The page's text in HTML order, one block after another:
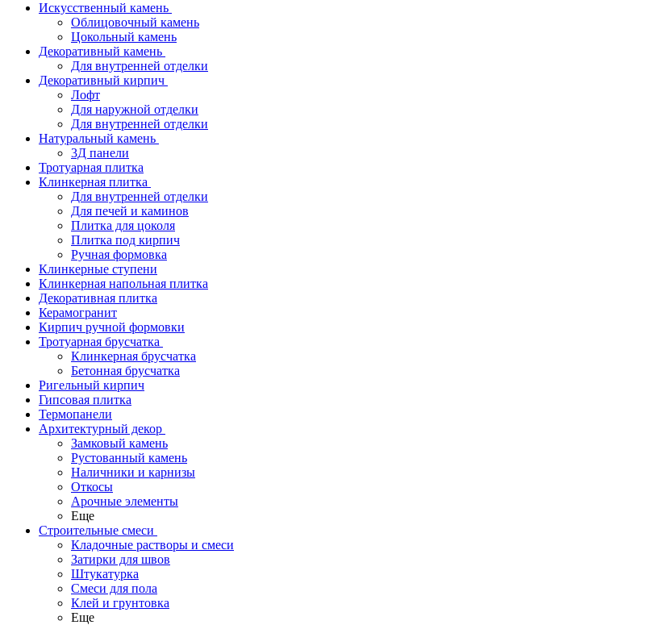
Искусственный камень
Облицовочный камень
Цокольный камень
Декоративный камень
Для внутренней отделки
Декоративный кирпич
Лофт
Для наружной отделки
Для внутренней отделки
Натуральный камень
3Д панели
Тротуарная плитка
Клинкерная плитка
Для внутренней отделки
Для печей и каминов
Плитка для цоколя
Плитка под кирпич
Ручная формовка
Клинкерные ступени
Клинкерная напольная плитка
Декоративная плитка
Керамогранит
Кирпич ручной формовки
Тротуарная брусчатка
Клинкерная брусчатка
Бетонная брусчатка
Ригельный кирпич
Гипсовая плитка
Термопанели
Архитектурный декор
Замковый камень
Рустованный камень
Наличники и карнизы
Откосы
Арочные элементы
Еще
Строительные смеси
Кладочные растворы и смеси
Затирки для швов
Штукатурка
Смеси для пола
Клей и грунтовка
Еще